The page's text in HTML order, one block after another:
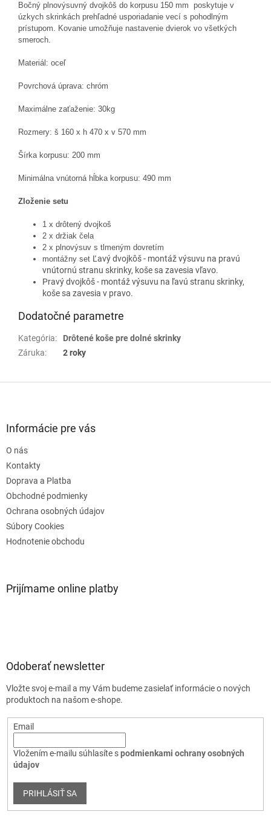
Bočný plnovýsuvný dvojkôš do korpusu 150 mm poskytuje v
úzkych skrinkách prehľadné usporiadanie vecí s pohodlným
prístupom. Kovanie umožňuje nastavenie dvierok vo všetkých
smeroch.
Materiál: oceľ
Povrchová úprava: chróm
Maximálne zaťaženie: 30kg
Rozmery: š 160 x h 470 x v 570 mm
Šírka korpusu: 200 mm
Minimálna vnútorná hĺbka korpusu: 490 mm
Zloženie setu
1 x drôtený dvojkoš
2 x držiak čela
2 x plnovýsuv s tlmeným dovretím
montážny set Ľavý dvojkôš - montáž výsuvu na pravú
vnútornú stranu skrinky, koše sa zavesia vľavo.
Pravý dvojkôš - montáž výsuvu na ľavú stranu skrinky,
koše sa zavesia v pravo.
Dodatočné parametre
Kategória:
Drôtené koše pre dolné skrinky
Záruka: 2 roky
Informácie pre vás
O nás
Kontakty
Doprava a Platba
Obchodné podmienky
Ochrana osobných údajov
Súbory Cookies
Hodnotenie obchodu
Prijímame online platby
Odoberať newsletter
Vložte svoj e-mail a my Vám budeme zasielať informácie o nových
produktoch na našom e-shope.
Email
Vložením e-mailu súhlasíte spodmienkami ochrany osobných
údajov
PRIHLÁSIŤ SA